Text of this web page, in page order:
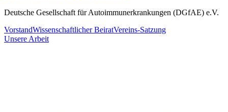
Deutsche Gesellschaft für Autoimmunerkrankungen (DGfAE) e.V.
VorstandWissenschaftlicher BeiratVereins-Satzung
Unsere Arbeit